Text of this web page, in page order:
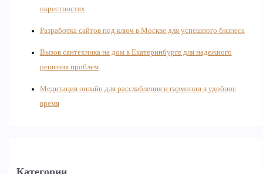
окрестностях
Разработка сайтов под ключ в Москве для успешного бизнеса
Вызов сантехника на дом в Екатеринбурге для надежного
решения проблем
Медитация онлайн для расслабления и гармонии в удобное
время